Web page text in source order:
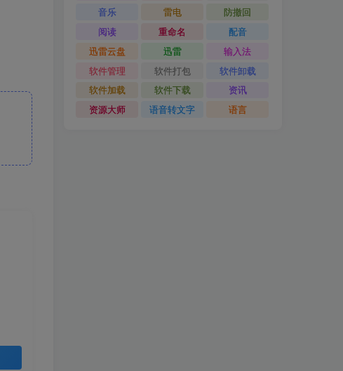
音乐
雷电
防撤回
阅读
重命名
配音
迅雷云盘
迅雷
输入法
软件管理
软件打包
软件卸载
软件加载
软件下载
资讯
资源大师
语音转文字 语言